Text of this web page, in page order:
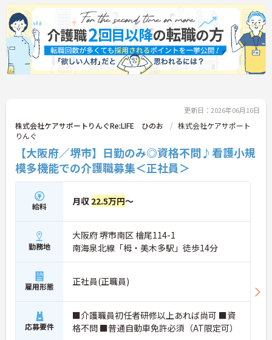
更新日：2026年06月10日
株式会社ケアサポートりんぐRe:LIFE ひのお
株式会社ケアサポート
りんぐ
【大阪府／堺市】日勤のみ◎資格不問♪看護小規
模多機能での介護職募集＜正社員＞
給料 月収 22.5万円～
勤務地
大阪府 堺市南区 檜尾114-1
南海泉北線「栂・美木多駅」徒歩14分
雇用形態 正社員(正職員)
応募要件
■介護職員初任者研修以上あれば尚可 ■資
格不問 ■普通自動車免許必須（AT限定可）